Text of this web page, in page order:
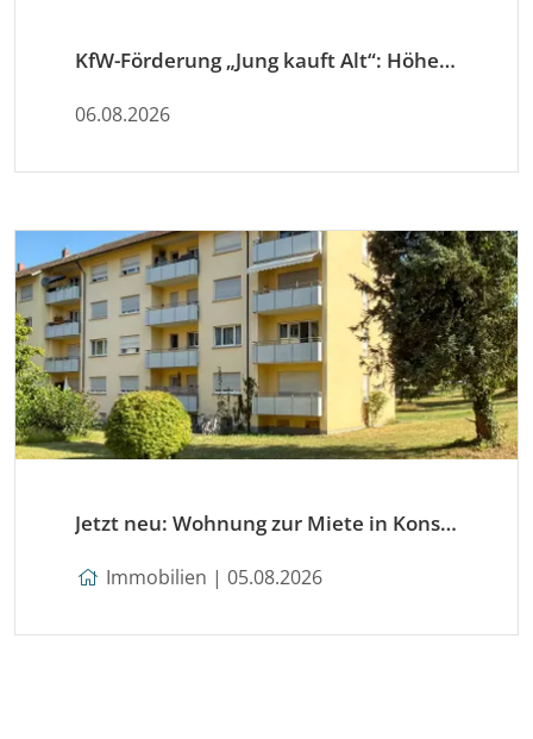
KfW-Förderung „Jung kauft Alt“: Höhere Kredite ab August 2026
06.08.2026
Jetzt neu: Wohnung zur Miete in Konstanz
Immobilien | 05.08.2026